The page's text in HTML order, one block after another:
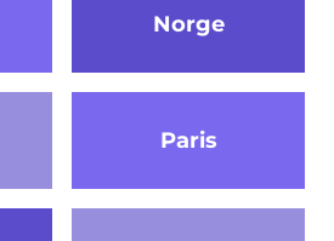
Norge
Paris